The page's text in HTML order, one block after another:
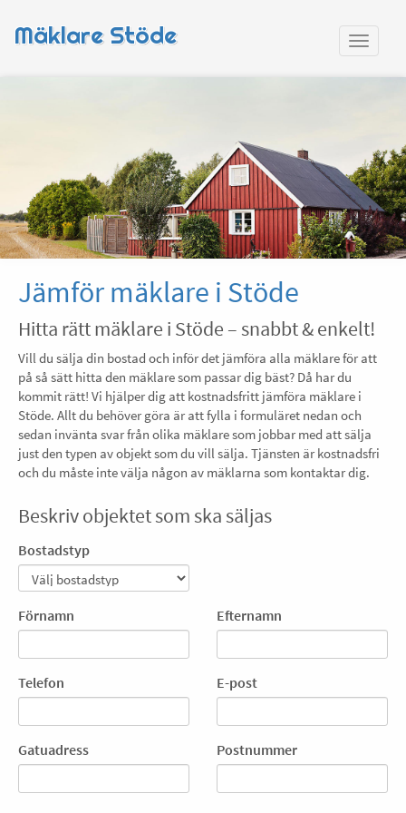
Mäklare Stöde
Jämför mäklare i Stöde
Hitta rätt mäklare i Stöde – snabbt & enkelt!
Vill du sälja din bostad och inför det jämföra alla mäklare för att
på så sätt hitta den mäklare som passar dig bäst? Då har du
kommit rätt! Vi hjälper dig att kostnadsfritt jämföra mäklare i
Stöde. Allt du behöver göra är att fylla i formuläret nedan och
sedan invänta svar från olika mäklare som jobbar med att sälja
just den typen av objekt som du vill sälja. Tjänsten är kostnadsfri
och du måste inte välja någon av mäklarna som kontaktar dig.
Beskriv objektet som ska säljas
Bostadstyp
Förnamn Efternamn
Telefon E-post
Gatuadress Postnummer